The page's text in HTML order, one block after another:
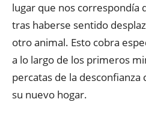
lugar que nos correspondía
tras haberse sentido
otro animal. Esto cobra
a lo largo de los primeros
percatas de la desconfianza
su nuevo hogar.